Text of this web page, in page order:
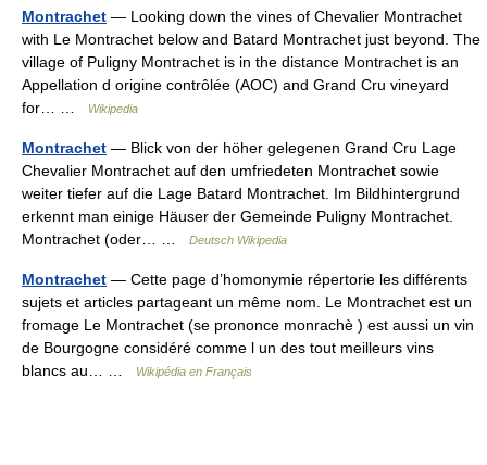
Montrachet — Looking down the vines of Chevalier Montrachet
with Le Montrachet below and Batard Montrachet just beyond. The
village of Puligny Montrachet is in the distance Montrachet is an
Appellation d origine contrôlée (AOC) and Grand Cru vineyard
for… …
Wikipedia
Montrachet — Blick von der höher gelegenen Grand Cru Lage
Chevalier Montrachet auf den umfriedeten Montrachet sowie
weiter tiefer auf die Lage Batard Montrachet. Im Bildhintergrund
erkennt man einige Häuser der Gemeinde Puligny Montrachet.
Montrachet (oder… …
Deutsch Wikipedia
Montrachet — Cette page d’homonymie répertorie les différents
sujets et articles partageant un même nom. Le Montrachet est un
fromage Le Montrachet (se prononce monrachè ) est aussi un vin
de Bourgogne considéré comme l un des tout meilleurs vins
blancs au… …
Wikipédia en Français